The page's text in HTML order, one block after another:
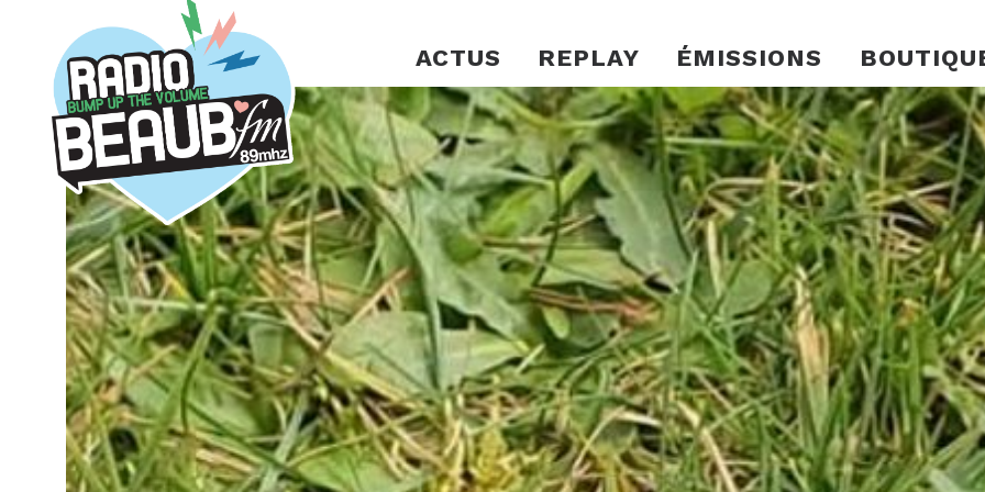
Panneau de gestion des cookies
ACTUS REPLAY ÉMISSIONS